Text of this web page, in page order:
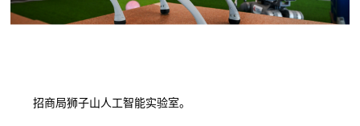
招商局狮子山人工智能实验室。